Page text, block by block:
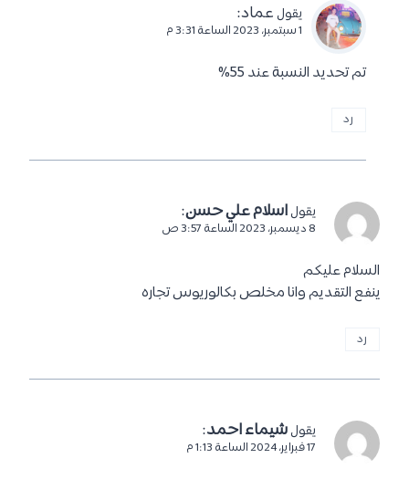
يقول عماد:
1 سبتمبر، 2023 الساعة 3:31 م
تم تحديد النسبة عند 55%
رد
يقول اسلام علي حسن:
8 ديسمبر، 2023 الساعة 3:57 ص
السلام عليكم
ينفع التقديم وانا مخلص بكالوريوس تجاره
رد
يقول شيماء احمد:
17 فبراير، 2024 الساعة 1:13 م